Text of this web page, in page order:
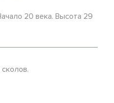
20 века. Высота 29